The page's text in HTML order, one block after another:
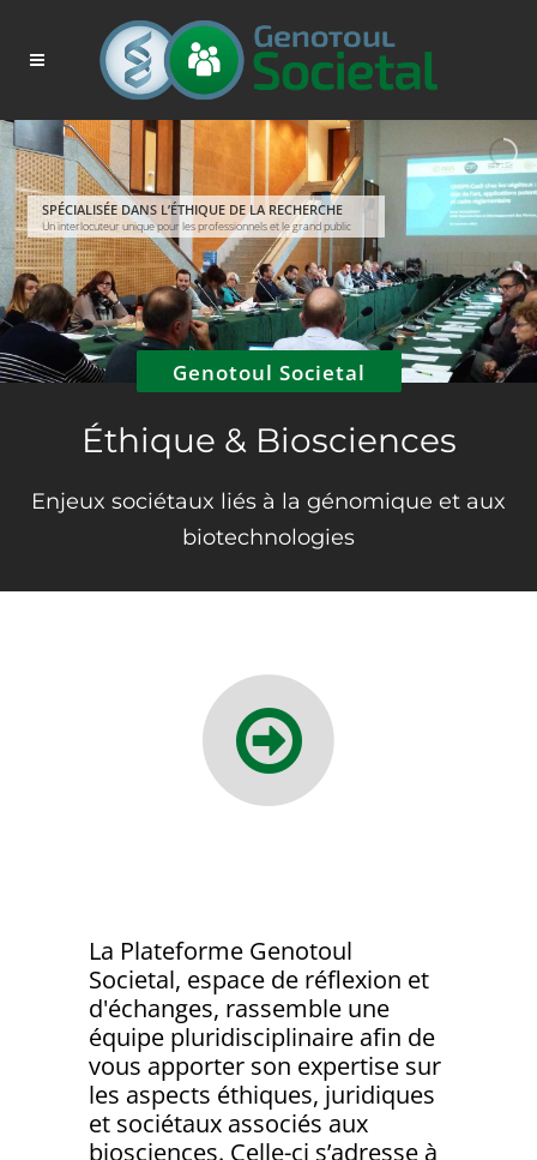
SPÉCIALISÉE DANS L’ÉTHIQUE DE LA RECHERCHE
Un interlocuteur unique pour les professionnels et le grand public
Genotoul Societal
Éthique & Biosciences
Enjeux sociétaux liés à la génomique et aux
biotechnologies
La Plateforme Genotoul
Societal, espace de réflexion et
d'échanges, rassemble une
équipe pluridisciplinaire afin de
vous apporter son expertise sur
les aspects éthiques, juridiques
et sociétaux associés aux
biosciences. Celle-ci s’adresse à